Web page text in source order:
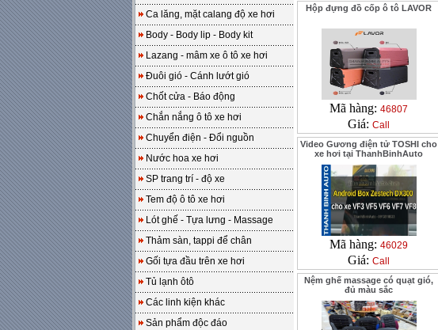
Ca lăng, mặt calang độ xe hơi
Body - Body lip - Body kit
Lazang - mâm xe ô tô xe hơi
Đuôi gió - Cánh lướt gió
Chốt cửa - Báo động
Chắn nắng ô tô xe hơi
Chuyển điện - Đổi nguồn
Nước hoa xe hơi
SP trang trí - độ xe
Tem độ ô tô xe hơi
Lót ghế - Tựa lưng - Massage
Thảm sàn, tappi để chân
Gối tựa đầu trên xe hơi
Tủ lạnh ôtô
Các linh kiện khác
Sản phẩm độc đáo
Hộp đựng đồ cốp ô tô LAVOR
Mã hàng: 46807
Giá: Call
Video Gương điện tử TOSHI cho
xe hơi tại ThanhBinhAuto
Mã hàng: 46029
Giá: Call
Nệm ghế massage có quạt gió,
đủ màu sắc